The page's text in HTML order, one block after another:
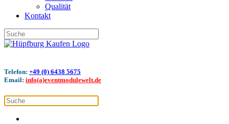
Qualität
Kontakt
Telefon: +49 (0) 6438 5675
Email: info(a)eventmodulewelt.de